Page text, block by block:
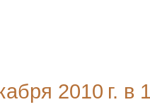
2010 г. в